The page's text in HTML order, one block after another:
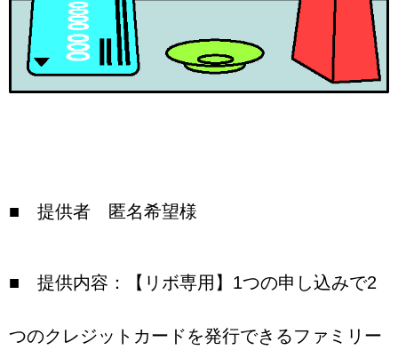
■ 提供者 匿名希望様
■ 提供内容：【リボ専用】1つの申し込みで2
つのクレジットカードを発行できるファミリー